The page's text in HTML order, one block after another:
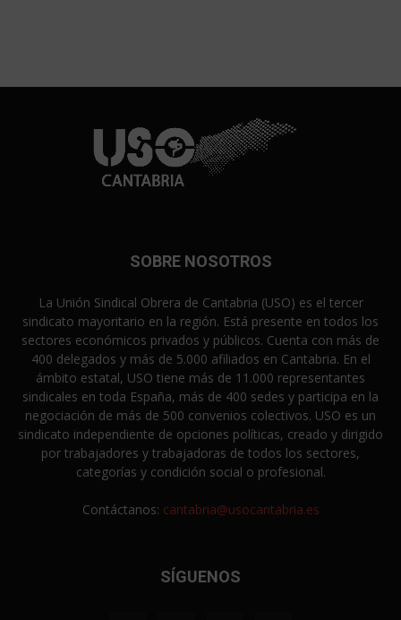
SOBRE NOSOTROS
La Unión Sindical Obrera de Cantabria (USO) es el tercer
sindicato mayoritario en la región. Está presente en todos los
sectores económicos privados y públicos. Cuenta con más de
400 delegados y más de 5.000 afiliados en Cantabria. En el
ámbito estatal, USO tiene más de 11.000 representantes
sindicales en toda España, más de 400 sedes y participa en la
negociación de más de 500 convenios colectivos. USO es un
sindicato independiente de opciones políticas, creado y dirigido
por trabajadores y trabajadoras de todos los sectores,
categorías y condición social o profesional.
Contáctanos: cantabria@usocantabria.es
SÍGUENOS